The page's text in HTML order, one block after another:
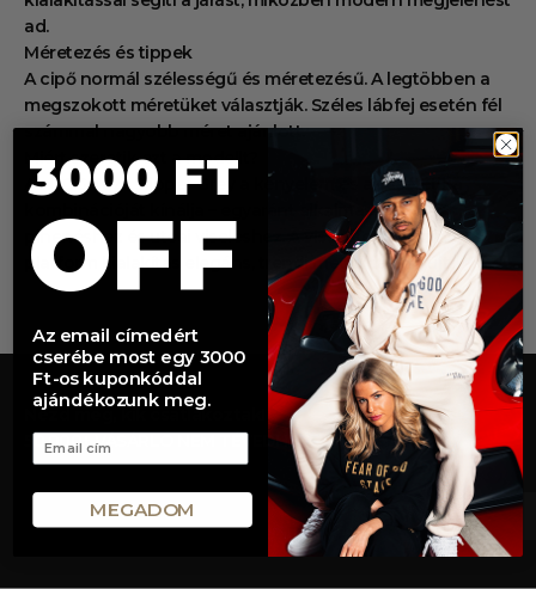
ad.
Méretezés és tippek
A cipő normál szélességű és méretezésű. A legtöbben a
megszokott méretüket választják. Széles lábfej esetén fél
számmal nagyobb méret ajánlott.
Miért szeretik ezt a modellt?
Az UGG Tazz Slipper Grey a kényelem és az esztétika
kombinációját kínálja – egyaránt alkalmas otthoni
pihenéshez és utcai viseléshez. A visszafogott szín és a
platform kialakítás elegáns, trendi megoldást nyújt.
Nézd meg, kik csatlakoztak!
50.000+ VÁSÁRLÓ NEM TÉVEDHET
3000 FT
OFF
Az email címedért
cserébe most egy 3000
Ft-os kuponkóddal
ajándékozunk meg.
MEGADOM